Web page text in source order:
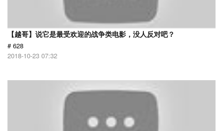
【越哥】说它是最受欢迎的战争类电影，没人反对吧？
# 628
2018-10-23 07:32